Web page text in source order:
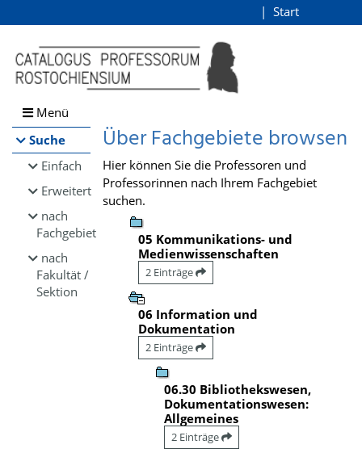
Browsen
direkt zum Inhalt
Start
Menü
Suche
Einfach
Erweitert
nach
Fachgebiet
nach
Fakultät /
Sektion
Über Fachgebiete browsen
Hier können Sie die Professoren und
Professorinnen nach Ihrem Fachgebiet
suchen.
05 Kommunikations- und
Medienwissenschaften
2 Einträge
06 Information und
Dokumentation
2 Einträge
06.30 Bibliothekswesen,
Dokumentationswesen:
Allgemeines
2 Einträge